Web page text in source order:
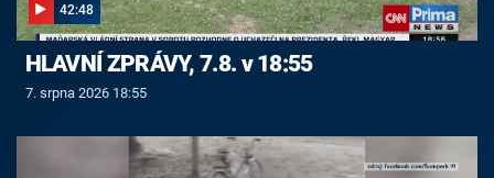
42:48
HLAVNÍ ZPRÁVY, 7.8. v 18:55
7. srpna 2026 18:55